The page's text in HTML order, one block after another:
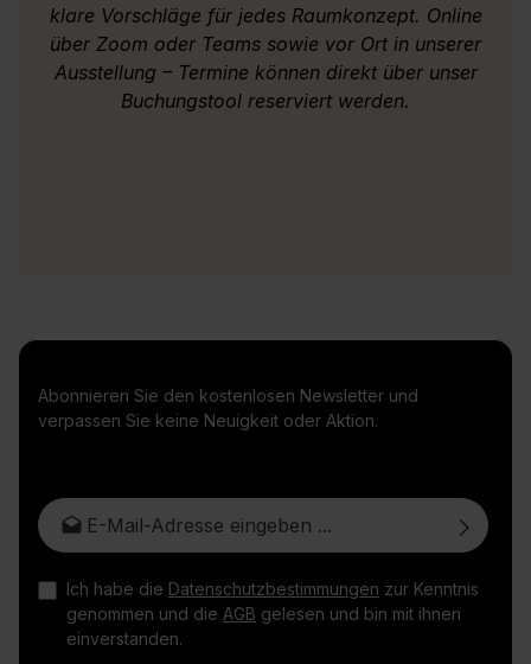
klare Vorschläge für jedes Raumkonzept. Online
über Zoom oder Teams sowie vor Ort in unserer
Ausstellung – Termine können direkt über unser
Buchungstool reserviert werden.
Abonnieren Sie den kostenlosen Newsletter und
verpassen Sie keine Neuigkeit oder Aktion.
E-Mail-Adresse*
Ich habe die Datenschutzbestimmungen zur Kenntnis
genommen und die AGB gelesen und bin mit ihnen
einverstanden.